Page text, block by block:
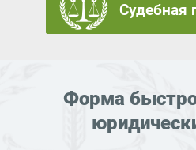
Судебная
Форма